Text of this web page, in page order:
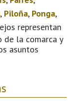
, Piloña, Ponga,
representan
de la comarca y
asuntos